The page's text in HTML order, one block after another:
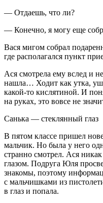
— Отдаешь, что ли?
— Конечно, я могу еще
Вася мигом собрал
где располагался пункт
Ася смотрела ему вслед и
нашла… Ходит как утка,
какой-то кислятиной. И
на руках, это вовсе не
Санька — стеклянный глаз
В пятом классе пришел
мальчик. Но была у него
странно смотрел. Ася
глазом. Подруга Юля
знакомы, поэтому
с мальчишками из
в глаз и попала.